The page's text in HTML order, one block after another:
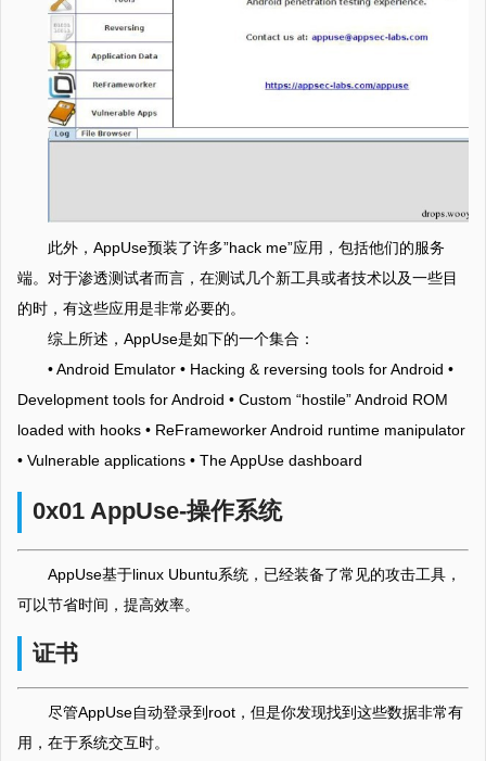
此外，AppUse预装了许多”hack me”应用，包括他们的服务
端。对于渗透测试者而言，在测试几个新工具或者技术以及一些目
的时，有这些应用是非常必要的。
综上所述，AppUse是如下的一个集合：
• Android Emulator • Hacking & reversing tools for Android •
Development tools for Android • Custom “hostile” Android ROM
loaded with hooks • ReFrameworker Android runtime manipulator
• Vulnerable applications • The AppUse dashboard
0x01 AppUse-操作系统
AppUse基于linux Ubuntu系统，已经装备了常见的攻击工具，
可以节省时间，提高效率。
证书
尽管AppUse自动登录到root，但是你发现找到这些数据非常有
用，在于系统交互时。